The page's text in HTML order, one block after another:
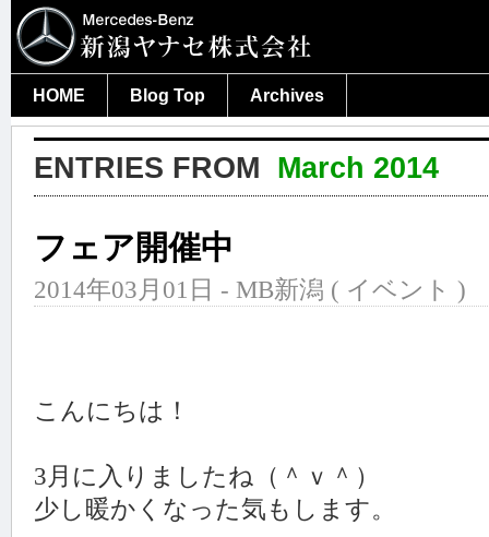
HOME Blog Top Archives
ENTRIES FROM March 2014
フェア開催中
2014年03月01日 - MB新潟 ( イベント )
こんにちは！
3月に入りましたね（＾ｖ＾）
少し暖かくなった気もします。